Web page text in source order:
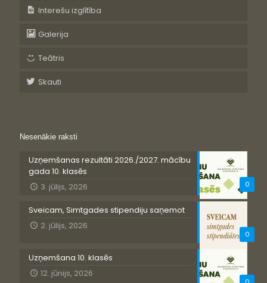
Interešu izglītība
Galerija
Teātris
Skauti
Nesenākie raksti
0
Uzņemšanas rezultāti 2026./2027. mācību
gada 10. klasēs
3. jūlijs, 2026
0
Sveicam, Simtgades stipendiju saņemot
2. jūlijs, 2026
Uzņemšana 10. klasēs
12. jūnijs, 2026